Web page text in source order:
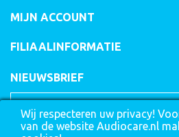
Wij respecteren uw privacy!
van de website Audiocare.nl
MIJN ACCOUNT
FILIAALINFORMATIE
NIEUWSBRIEF